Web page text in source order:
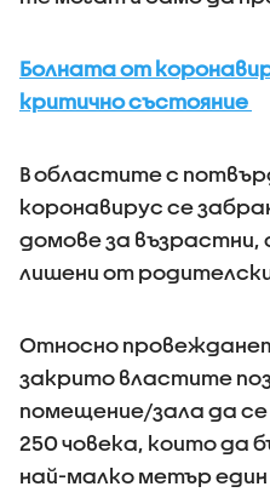
Болната от
критично състояние
В областите с
коронавирус се
домове за възрастни,
лишени от
Относно
закрито властите
помещение/зала да
250 човека, които да
най-малко метър един